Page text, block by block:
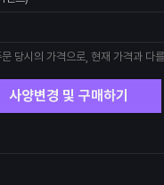
당시의 가격으로, 현재 가격과 다
사양변경 및 구매하기